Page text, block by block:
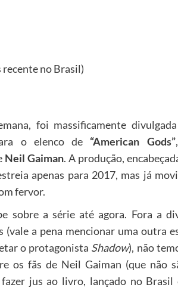
no Brasil)
foi massificamente
o elenco de “American Gods”
Neil Gaiman. A produção,
apenas para 2017, mas já
fervor.
sobre a série até agora. Fora a
a pena mencionar uma outra
o protagonista Shadow), não
os fãs de Neil Gaiman (que não
jus ao livro, lançado no